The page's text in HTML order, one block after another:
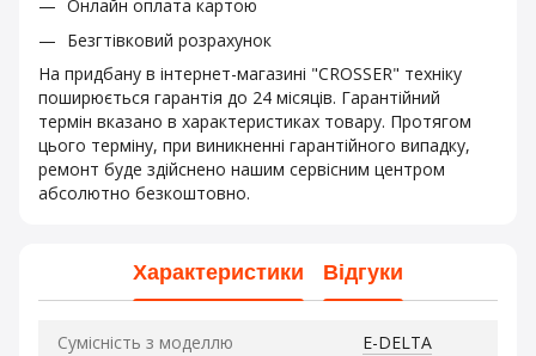
Онлайн оплата картою
Безгтівковий розрахунок
На придбану в інтернет-магазині "CROSSER" техніку
поширюється гарантія до 24 місяців. Гарантійний
термін вказано в характеристиках товару. Протягом
цього терміну, при виникненні гарантійного випадку,
ремонт буде здійснено нашим сервісним центром
абсолютно безкоштовно.
Характеристики Відгуки
Сумісність з моделлю E-DELTA